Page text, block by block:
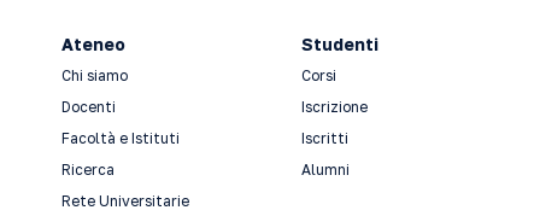
Ateneo
Chi siamo
Docenti
Facoltà e Istituti
Ricerca
Rete Universitarie
Studenti
Corsi
Iscrizione
Iscritti
Alumni